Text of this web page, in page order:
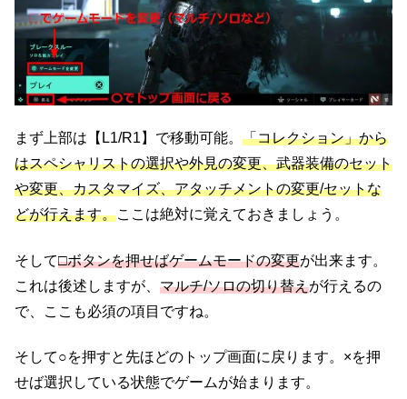
まず上部は【L1/R1】で移動可能。 「コレクション」から
はスペシャリストの選択や外見の変更、武器装備のセット
や変更、カスタマイズ、アタッチメントの変更/セットな
どが行えます。ここは絶対に覚えておきましょう。
そして□ボタンを押せばゲームモードの変更が出来ます。
これは後述しますが、 マルチ/ソロの切り替えが行えるの
で、ここも必須の項目ですね。
そして○を押すと先ほどのトップ画面に戻ります。×を押
せば選択している状態でゲームが始まります。